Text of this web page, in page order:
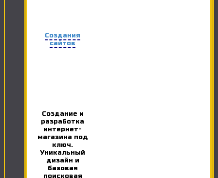
Создания
сайтов
Создание и
разработка
интернет-
магазина под
ключ.
Уникальный
дизайн и
базовая
поисковая